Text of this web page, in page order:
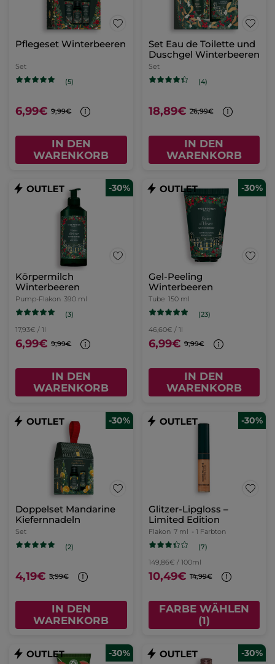
Pflegeset Winterbeeren
Set
(5)
6,99€ 9,99€
IN DEN
WARENKORB
Set Eau de Toilette und
Duschgel Winterbeeren
Set
(4)
18,89€ 26,99€
IN DEN
WARENKORB
-30%
Körpermilch
Winterbeeren
Pump-Flakon 390 ml
(3)
17,93€ / 1l
6,99€ 9,99€
IN DEN
WARENKORB
-30%
Gel-Peeling
Winterbeeren
Tube 150 ml
(23)
46,60€ / 1l
6,99€ 9,99€
IN DEN
WARENKORB
-30%
Doppelset Mandarine
Kiefernnadeln
Set
(2)
4,19€ 5,99€
IN DEN
WARENKORB
-30%
Glitzer-Lipgloss –
Limited Edition
Flakon 7 ml - 1 Farbton
(7)
149,86€ / 100ml
10,49€ 14,99€
FARBE WÄHLEN
(1)
-30% -30%